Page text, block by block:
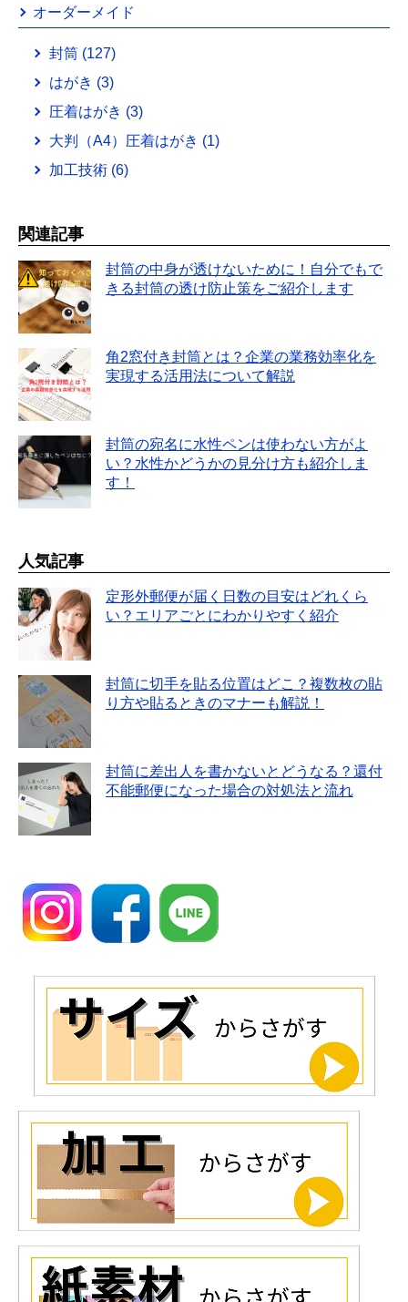
オーダーメイド
封筒 (127)
はがき (3)
圧着はがき (3)
大判（A4）圧着はがき (1)
加工技術 (6)
関連記事
封筒の中身が透けないために！自分でもで
きる封筒の透け防止策をご紹介します
角2窓付き封筒とは？企業の業務効率化を
実現する活用法について解説
封筒の宛名に水性ペンは使わない方がよ
い？水性かどうかの見分け方も紹介しま
す！
人気記事
定形外郵便が届く日数の目安はどれくら
い？エリアごとにわかりやすく紹介
封筒に切手を貼る位置はどこ？複数枚の貼
り方や貼るときのマナーも解説！
封筒に差出人を書かないとどうなる？還付
不能郵便になった場合の対処法と流れ